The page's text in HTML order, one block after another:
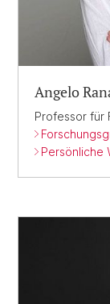
Angelo
Professor für
Persönliche